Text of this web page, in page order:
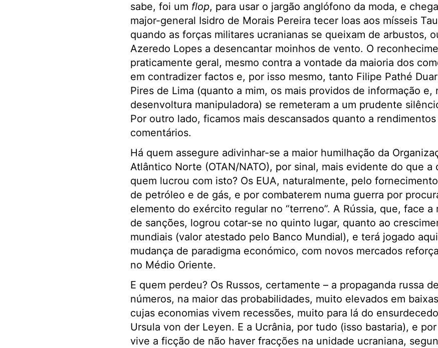
sabe, foi um flop, para usar o jargão anglófono da moda, e
major-general Isidro de Morais Pereira tecer loas aos mísseis
quando as forças militares ucranianas se queixam de arbustos,
Azeredo Lopes a desencantar moinhos de vento. O
praticamente geral, mesmo contra a vontade da maioria dos
em contradizer factos e, por isso mesmo, tanto Filipe Pathé
Pires de Lima (quanto a mim, os mais providos de informação e,
desenvoltura manipuladora) se remeteram a um prudente
Por outro lado, ficamos mais descansados quanto a
comentários.
Há quem assegure adivinhar-se a maior humilhação da
Atlântico Norte (OTAN/NATO), por sinal, mais evidente do que a
quem lucrou com isto? Os EUA, naturalmente, pelo
de petróleo e de gás, e por combaterem numa guerra por
elemento do exército regular no “terreno”. A Rússia, que, face a
de sanções, logrou cotar-se no quinto lugar, quanto ao
mundiais (valor atestado pelo Banco Mundial), e terá jogado
mudança de paradigma económico, com novos mercados
no Médio Oriente.
E quem perdeu? Os Russos, certamente – a propaganda russa
números, na maior das probabilidades, muito elevados em
cujas economias vivem recessões, muito para lá do
Ursula von der Leyen. E a Ucrânia, por tudo (isso bastaria), e
vive a ficção de não haver fracções na unidade ucraniana,